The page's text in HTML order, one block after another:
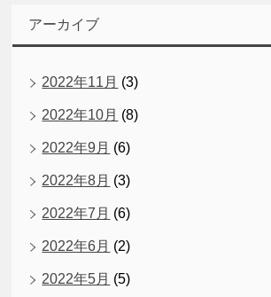
アーカイブ
2022年11月 (3)
2022年10月 (8)
2022年9月 (6)
2022年8月 (3)
2022年7月 (6)
2022年6月 (2)
2022年5月 (5)